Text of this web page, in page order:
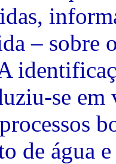
– sobre
se em
de água